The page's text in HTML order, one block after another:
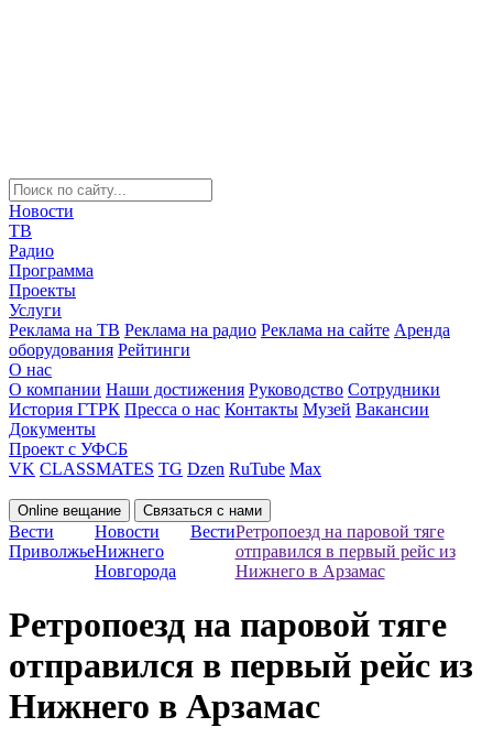
Новости
ТВ
Радио
Программа
Проекты
Услуги
Реклама на ТВ Реклама на радио Реклама на сайте Аренда
оборудования Рейтинги
О нас
О компании Наши достижения Руководство Сотрудники
История ГТРК Пресса о нас Контакты Музей Вакансии
Документы
Проект с УФСБ
VK CLASSMATES TG Dzen RuTube Max
Online вещание Связаться с нами
Вести
Приволжье
Новости
Нижнего
Новгорода
ВестиРетропоезд на паровой тяге
отправился в первый рейс из
Нижнего в Арзамас
Ретропоезд на паровой тяге
отправился в первый рейс из
Нижнего в Арзамас